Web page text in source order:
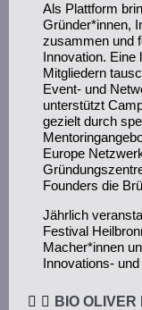
Als Plattform
Gründer*innen,
zusammen und
Innovation. Eine
Mitgliedern
Event- und
unterstützt
gezielt durch
Europe
Founders die
Jährlich
Festival
Macher*innen
Innovations-
BIO OLIVER